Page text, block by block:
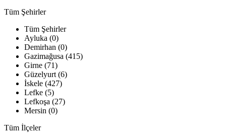
Tüm Şehirler
Tüm Şehirler
Ayluka (0)
Demirhan (0)
Gazimağusa (415)
Girne (71)
Güzelyurt (6)
İskele (427)
Lefke (5)
Lefkoşa (27)
Mersin (0)
Tüm İlçeler